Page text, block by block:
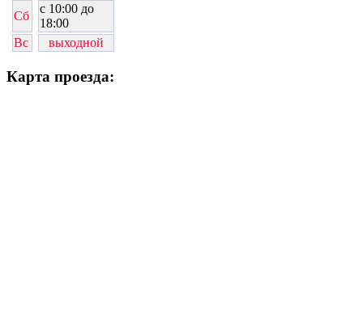
Сб
c 10:00 до
18:00
Вс
выходной
Карта проезда: